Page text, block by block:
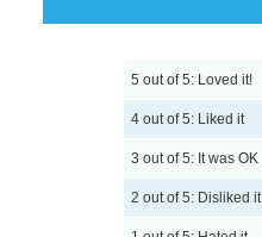
5 out of 5: Loved it!
4 out of 5: Liked it
3 out of 5: It was OK
2 out of 5: Disliked it